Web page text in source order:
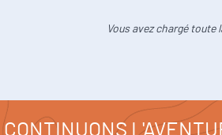
Vous avez chargé toute
CONTINUONS